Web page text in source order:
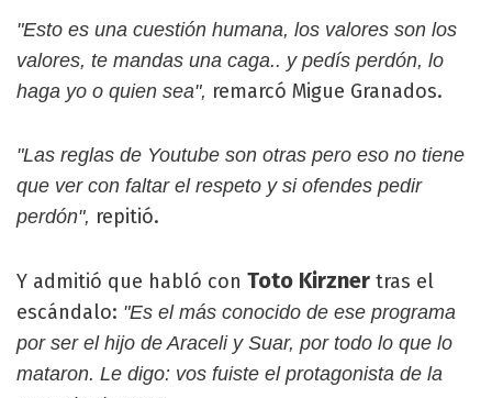
"Esto es una cuestión humana, los valores son los
valores, te mandas una caga.. y pedís perdón, lo
haga yo o quien sea", remarcó Migue Granados.
"Las reglas de Youtube son otras pero eso no tiene
que ver con faltar el respeto y si ofendes pedir
perdón", repitió.
Y admitió que habló con Toto Kirzner tras el
escándalo: "Es el más conocido de ese programa
por ser el hijo de Araceli y Suar, por todo lo que lo
mataron. Le digo: vos fuiste el protagonista de la